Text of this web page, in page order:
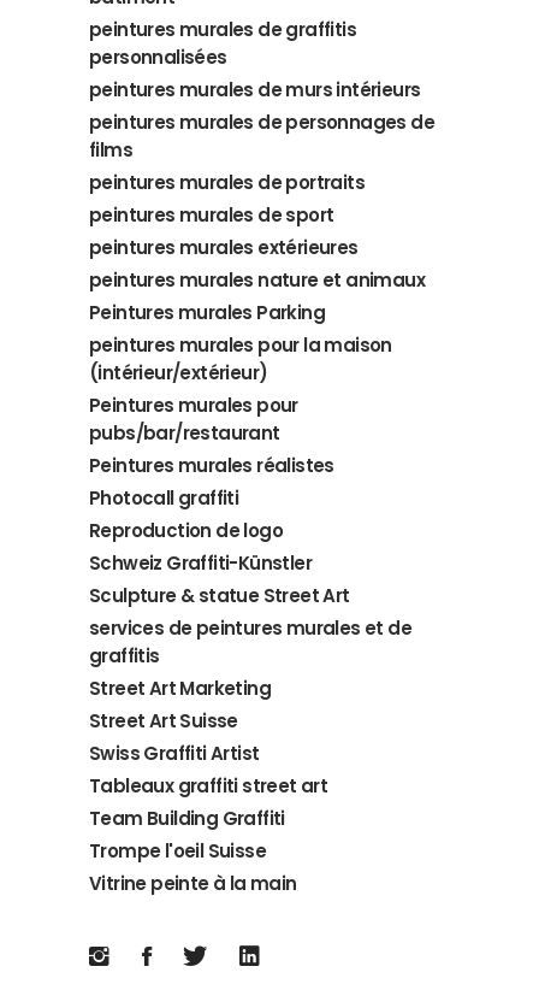
peintures murales de graffitis
personnalisées
peintures murales de murs intérieurs
peintures murales de personnages de
films
peintures murales de portraits
peintures murales de sport
peintures murales extérieures
peintures murales nature et animaux
Peintures murales Parking
peintures murales pour la maison
(intérieur/extérieur)
Peintures murales pour
pubs/bar/restaurant
Peintures murales réalistes
Photocall graffiti
Reproduction de logo
Schweiz Graffiti-Künstler
Sculpture & statue Street Art
services de peintures murales et de
graffitis
Street Art Marketing
Street Art Suisse
Swiss Graffiti Artist
Tableaux graffiti street art
Team Building Graffiti
Trompe l'oeil Suisse
Vitrine peinte à la main